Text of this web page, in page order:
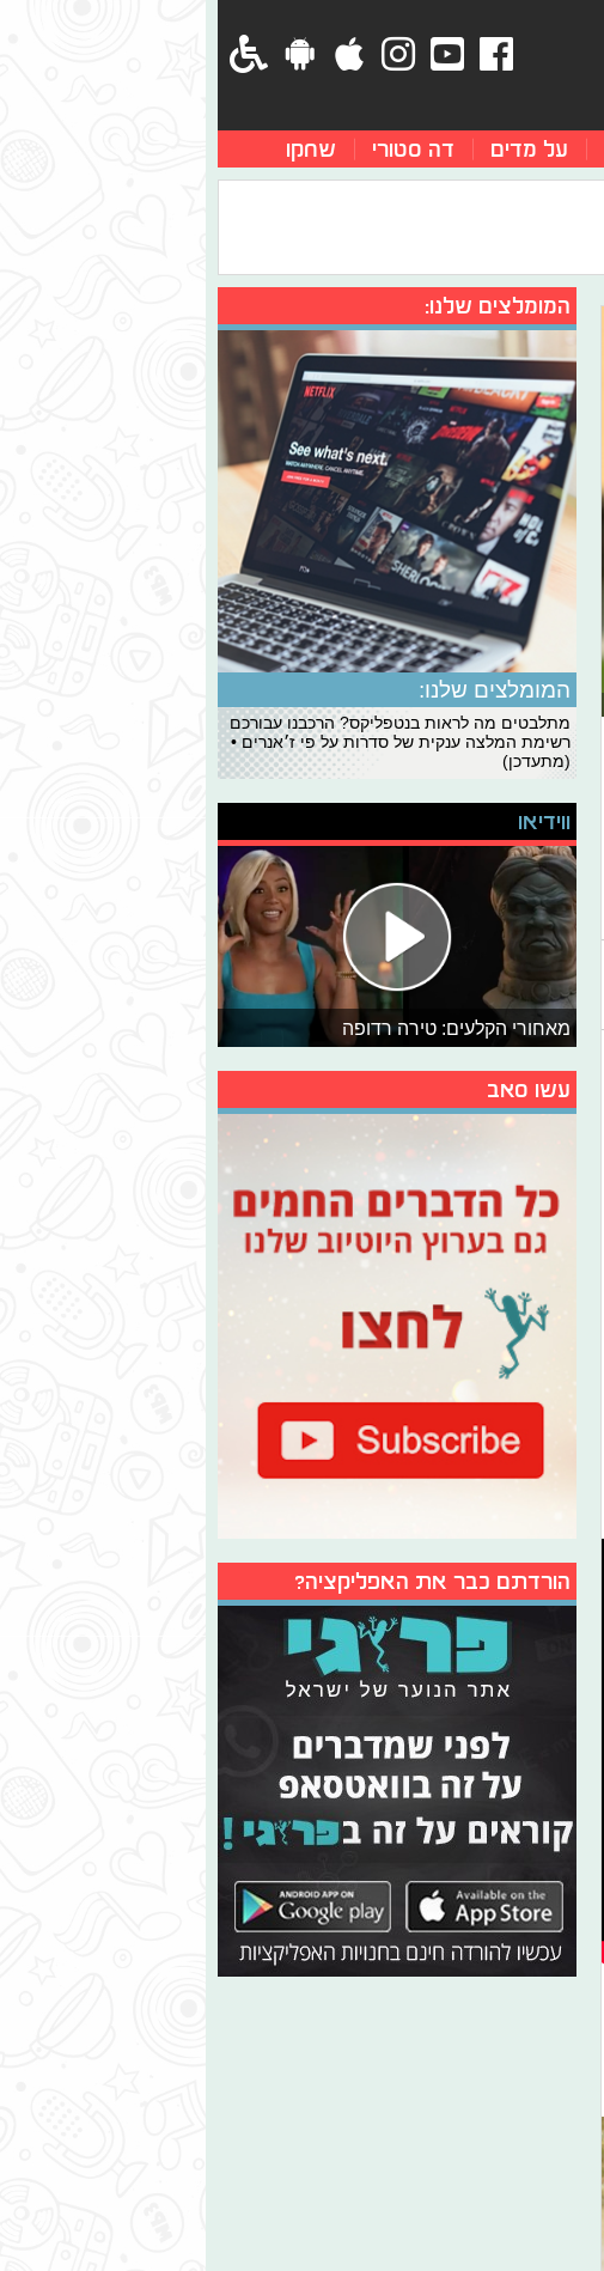
על מדים דה סטורי שחקו
המומלצים שלנו:
המומלצים שלנו:
מתלבטים מה לראות בנטפליקס? הרכבנו עבורכם
רשימת המלצה ענקית של סדרות על פי ז׳אנרים •
(מתעדכן)
ווידיאו
מאחורי הקלעים: טירה רדופה
עשו סאב
הורדתם כבר את האפליקציה?